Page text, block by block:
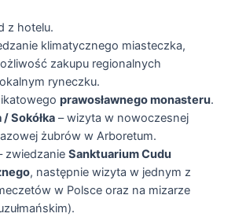
z hotelu.
klimatycznego miasteczka,
zakupu regionalnych
ryneczku.
prawosławnego monasteru.
Sokółka– wizyta w nowoczesnej
żubrów w Arboretum.
zwiedzanie Sanktuarium Cudu
, następnie wizyta w jednym z
w Polsce oraz na mizarze